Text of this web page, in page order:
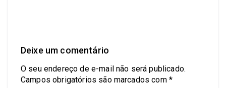
Deixe um comentário
O seu endereço de e-mail não será publicado.
Campos obrigatórios são marcados com *